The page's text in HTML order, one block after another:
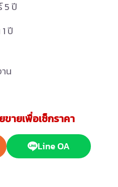
5 ปี
ปี
น
ายเพื่อเช็กราคา
Line OA